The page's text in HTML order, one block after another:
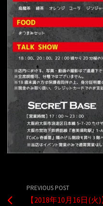
PREVIOUS POST
【2018年10月16日(